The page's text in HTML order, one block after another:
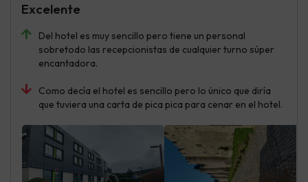
Del hotel es muy sencillo pero tiene un personal
sobretodo las recepcionistas de cualquier turno súper
encantadora.
Como decía el hotel es sencillo pero lo único que diría
que tuviera una carta de pica pica para cenar en el hotel.
Excelente